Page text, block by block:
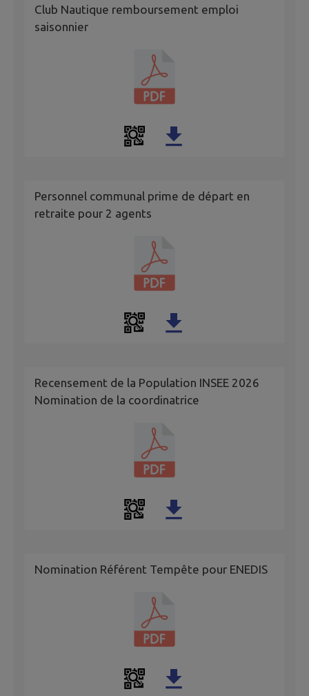
Club Nautique remboursement emploi
saisonnier
Personnel communal prime de départ en
retraite pour 2 agents
Recensement de la Population INSEE 2026
Nomination de la coordinatrice
Nomination Référent Tempête pour ENEDIS